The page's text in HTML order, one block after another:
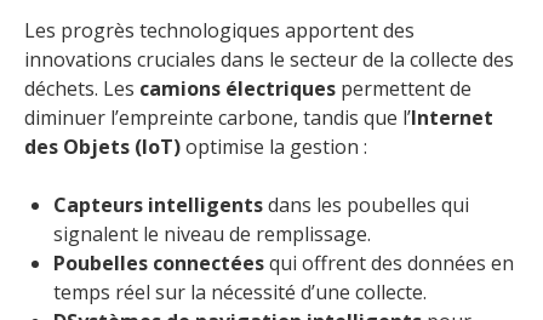
Les progrès technologiques apportent des
innovations cruciales dans le secteur de la collecte des
déchets. Les camions électriques permettent de
diminuer l’empreinte carbone, tandis que l’Internet
des Objets (IoT)optimise la gestion :
Capteurs intelligentsdans les poubelles qui
signalent le niveau de remplissage.
Poubelles connectéesqui offrent des données en
temps réel sur la nécessité d’une collecte.